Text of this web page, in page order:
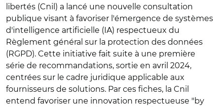
libertés (Cnil) a lancé une nouvelle consultation
publique visant à favoriser l'émergence de systèmes
d'intelligence artificielle (IA) respectueux du
Règlement général sur la protection des données
(RGPD). Cette initiative fait suite à une première
série de recommandations, sortie en avril 2024,
centrées sur le cadre juridique applicable aux
fournisseurs de solutions. Par ces fiches, la Cnil
entend favoriser une innovation respectueuse "by